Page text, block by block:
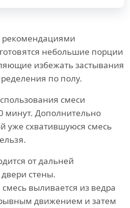
рекомендациями
небольшие порции
избежать застывания
по полу.
смеси
минут. Дополнительно
уже схватившуюся смесь
от дальней
стены.
выливается из ведра
движением и затем